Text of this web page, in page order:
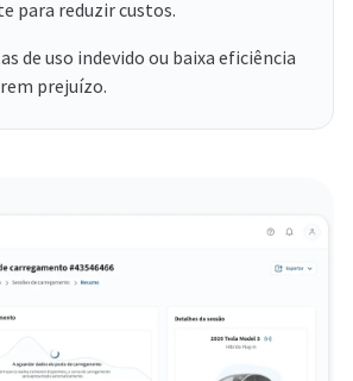
para reduzir custos.
de uso indevido ou baixa eficiência
prejuízo.